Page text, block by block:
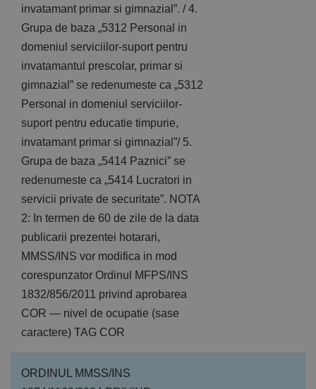
invatamant primar si gimnazial”. / 4.
Grupa de baza „5312 Personal in
domeniul serviciilor-suport pentru
invatamantul prescolar, primar si
gimnazial” se redenumeste ca „5312
Personal in domeniul serviciilor-
suport pentru educatie timpurie,
invatamant primar si gimnazial”/ 5.
Grupa de baza „5414 Paznici” se
redenumeste ca „5414 Lucratori in
servicii private de securitate”. NOTA
2: In termen de 60 de zile de la data
publicarii prezentei hotarari,
MMSS/INS vor modifica in mod
corespunzator Ordinul MFPS/INS
1832/856/2011 privind aprobarea
COR — nivel de ocupatie (sase
caractere) TAG COR
ORDINUL MMSS/INS